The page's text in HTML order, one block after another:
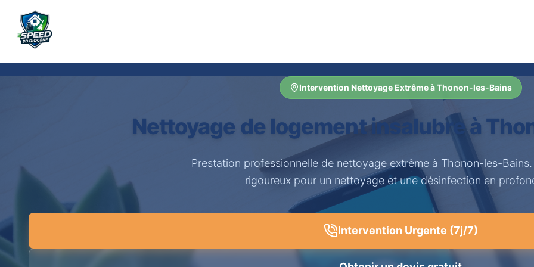
Intervention Nettoyage Extrême à Thonon-les-Bains
Nettoyage de logement insalubre à
Prestation professionnelle de nettoyage extrême à Thonon-les-
rigoureux pour un nettoyage et une désinfection en
Intervention Urgente (7j/7)